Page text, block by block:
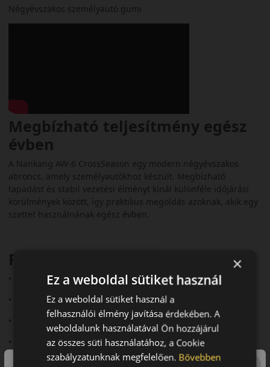
Négyévszakos személyautó gumi
Megbízható teljesítmény egész
évben
A Nankang AW-6 CrossSeason egy modern négyévszakos
abroncs, amely személyautókhoz készült. Megbízható
tapadást és stabil vezetési élményt kínál különféle időjárási
körülmények között, így praktikus megoldás azoknak, akik egy
szettet használnának egész évben.
Fő előnyök röviden:
• 3PMSF és M+S minősítés
• Jó nedves és havas tapadás
• Stabil vezetési élmény
• Mérsékelt zajszint (~71–72 dB)
• Kedvező ár‑érték arány
×
Ez a weboldal sütiket használ
Ez a weboldal sütiket használ a
felhasználói élmény javítása érdekében. A
weboldalunk használatával Ön hozzájárul
az összes süti használatához, a Cookie
szabályzatunknak megfelelően. Bővebben